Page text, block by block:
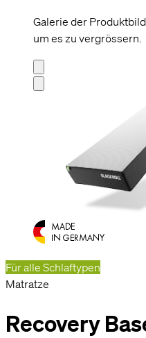
Galerie der
um es zu vergrössern.
Für alle Schlaftypen
Matratze
Recovery